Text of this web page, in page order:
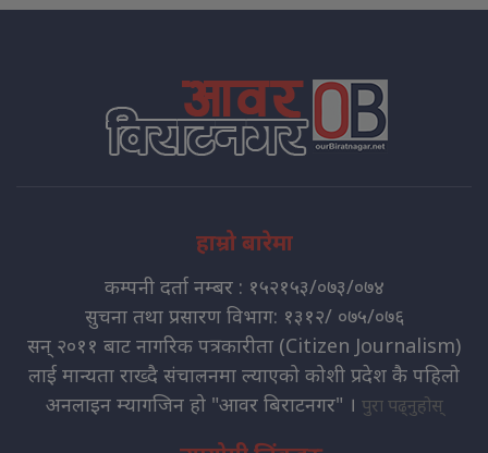
हाम्रो बारेमा
कम्पनी दर्ता नम्बर : १५२१५३/०७३/०७४
सुचना तथा प्रसारण विभाग: १३१२/ ०७५/०७६
सन् २०११ बाट नागरिक पत्रकारीता (Citizen Journalism)
लाई मान्यता राख्दै संचालनमा ल्याएको कोशी प्रदेश कै पहिलो
अनलाइन म्यागजिन हो "आवर बिराटनगर" । पुरा पढ्नुहोस्